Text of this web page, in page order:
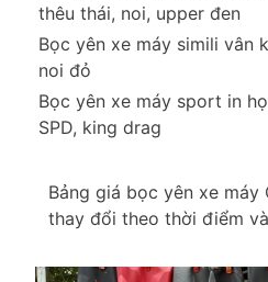
thêu thái, noi, upper đen
Bọc yên xe máy simili vân
noi đỏ
Bọc yên xe máy sport in
SPD, king drag
Bảng giá bọc yên xe
thay đổi theo thời điểm